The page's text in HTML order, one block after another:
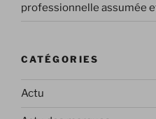
professionnelle assumée
CATÉGORIES
Actu